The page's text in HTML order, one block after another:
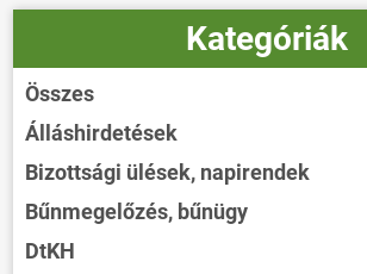
Kategóriák
Összes
Álláshirdetések
Bizottsági ülések, napirendek
Bűnmegelőzés, bűnügy
DtKH